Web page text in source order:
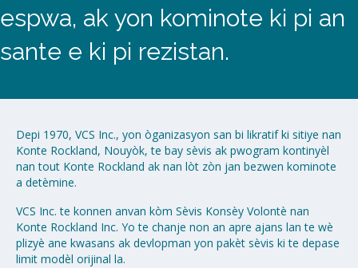
espwa, ak yon kominote ki pi an
sante e ki pi rezistan.
Depi 1970, VCS Inc., yon òganizasyon san bi likratif ki sitiye nan
Konte Rockland, Nouyòk, te bay sèvis ak pwogram kontinyèl
nan tout Konte Rockland ak nan lòt zòn jan bezwen kominote
a detèmine.
VCS Inc. te konnen anvan kòm Sèvis Konsèy Volontè nan
Konte Rockland Inc. Yo te chanje non an apre ajans lan te wè
plizyè ane kwasans ak devlopman yon pakèt sèvis ki te depase
limit modèl orijinal la.